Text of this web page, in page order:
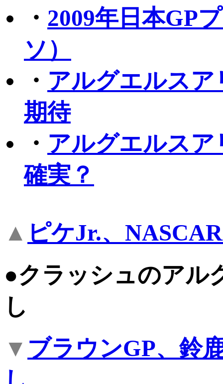
・ 2009年日本GP
ソ）
・ アルグエルス
期待
・ アルグエルス
確実？
▲ ピケJr.、
●クラッシュのアル
し
▼ ブラウンGP、鈴